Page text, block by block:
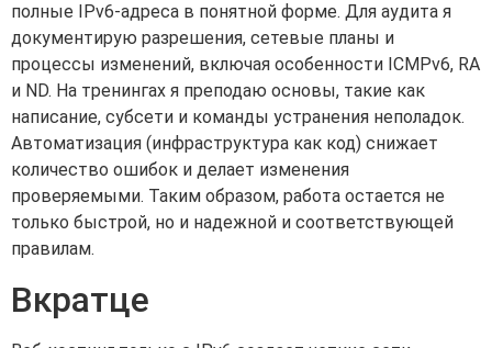
полные IPv6-адреса в понятной форме. Для аудита я
документирую разрешения, сетевые планы и
процессы изменений, включая особенности ICMPv6, RA
и ND. На тренингах я преподаю основы, такие как
написание, субсети и команды устранения неполадок.
Автоматизация (инфраструктура как код) снижает
количество ошибок и делает изменения
проверяемыми. Таким образом, работа остается не
только быстрой, но и надежной и соответствующей
правилам.
Вкратце